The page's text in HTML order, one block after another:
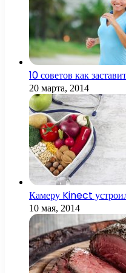
10 советов как
20 марта, 2014
Камеру Kinect
10 мая, 2014